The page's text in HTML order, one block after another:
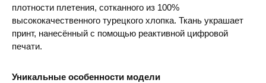
плотности плетения, сотканного из 100%
высококачественного турецкого хлопка. Ткань украшает
принт, нанесённый с помощью реактивной цифровой
печати.
Уникальные особенности модели